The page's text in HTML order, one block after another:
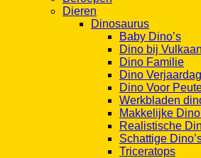
Dieren
Dinosaurus
Baby Dino’s
Dino bij Vulkaan
Dino Familie
Dino
Dino Voor
Werkbladen
Makkelijke
Realistische
Schattige
Triceratops